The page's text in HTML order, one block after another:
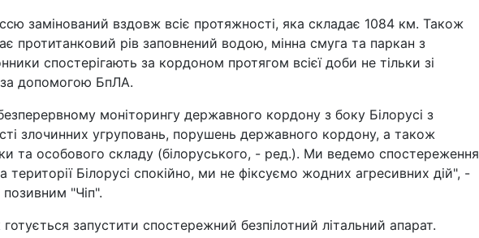
замінований вздовж всіє протяжності, яка складає 1084 км. Також
протитанковий рів заповнений водою, мінна смуга та паркан з
спостерігають за кордоном протягом всієї доби не тільки зі
допомогою БпЛА.
моніторингу державного кордону з боку Білорусі з
злочинних угруповань, порушень державного кордону, а також
та особового складу (білоруського, - ред.). Ми ведемо спостереження
території Білорусі спокійно, ми не фіксуємо жодних агресивних дій", -
"Чіп".
запустити спостережний безпілотний літальний апарат.